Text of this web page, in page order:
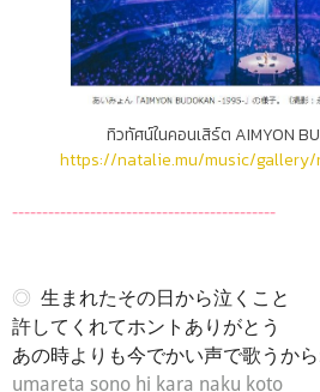
ทิวทัศน์ในคอนเสิร์ต AIMYON
https://natalie.mu/music/gallery/
--------------------------------------------
◎ 生まれたその日から泣くこと
許してくれてホントありがとう
あの時よりも今でかい声で歌うか
umareta sono hi kara naku koto